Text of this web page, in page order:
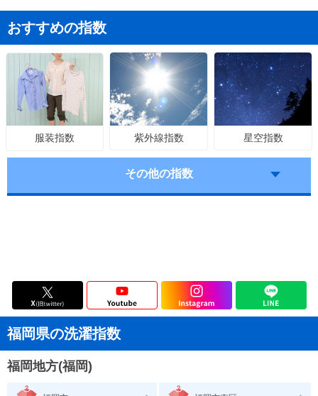
おすすめの指数
服装指数 紫外線指数 星空指数
その他の指数
福岡県の洗濯指数
福岡地方(福岡)